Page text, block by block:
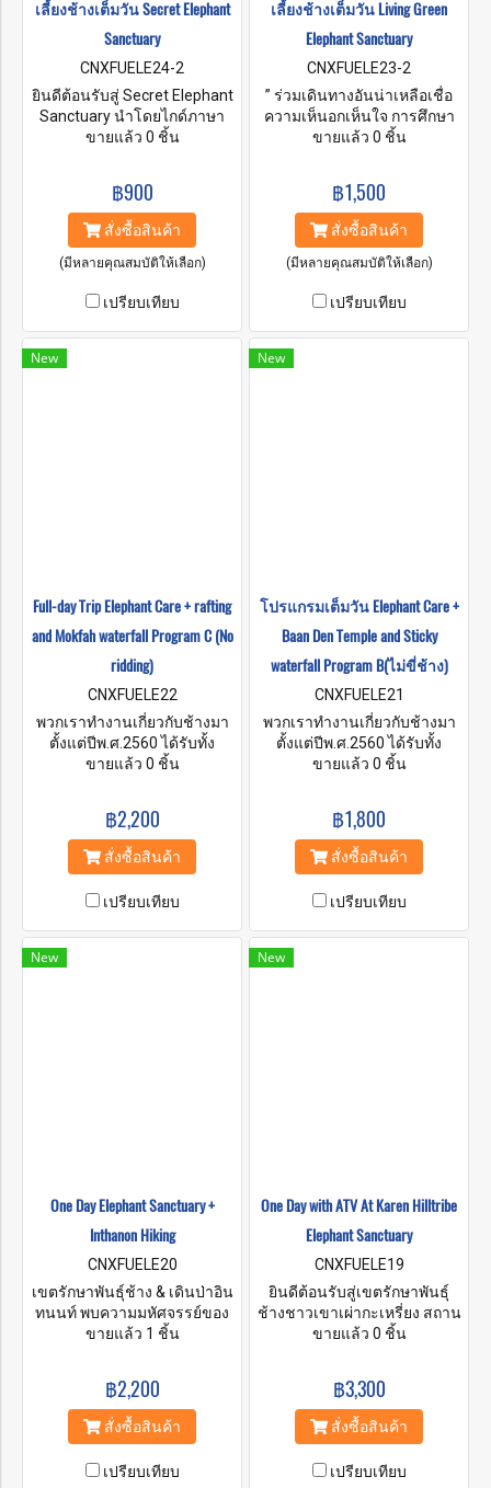
เลี้ยงช้างเต็มวัน Secret Elephant
Sanctuary
CNXFUELE24-2
ยินดีต้อนรับสู่ Secret Elephant
Sanctuary นำโดยไกด์ภาษา
อังกฤษ จากนั้นเตรียมอาหารให้
หลังจากนั้นเดินทางขึ้นเขา
พร้อมช้าง เมื่อมาถึงสปาโคลนก็
สามารถร่วมเล่นโคลนกับช้าง
จากนั้นเดินตามช้างไปยังสระ
จากภูเขา และกิจกรรมสุดท้าย
แวะรับประทานอาหารกลางวัน
ขับรถกลับโรงแรมจะถึงภายใน
ขายแล้ว 0 ชิ้น
฿900
สั่งซื้อสินค้า
(มีหลายคุณสมบัติให้เลือก)
เปรียบเทียบ
เลี้ยงช้างเต็มวัน Living Green
Elephant Sanctuary
CNXFUELE23-2
” ร่วมเดินทางอันน่าเหลือเชื่อ
ความเห็นอกเห็นใจ การศึกษา
และการสนับสนุน เมื่อร่วมมือ
ไปอีกหลายชั่วอายุคน ยินดี
ต้อนรับสู่ Living Green
Elephant Sanctuary “
ขายแล้ว 0 ชิ้น
฿1,500
สั่งซื้อสินค้า
(มีหลายคุณสมบัติให้เลือก)
เปรียบเทียบ
New
Full-day Trip Elephant Care + rafting
and Mokfah waterfall Program C (No
ridding)
CNXFUELE22
พวกเราทำงานเกี่ยวกับช้างมา
ตั้งแต่ปีพ.ศ.2560 ได้รับทั้ง
ประสบการณ์และความรู้ที่แสน
ความสุขให้แก่ช้างของเรา
ขายแล้ว 0 ชิ้น
฿2,200
สั่งซื้อสินค้า
เปรียบเทียบ
New
โปรแกรมเต็มวัน Elephant Care +
Baan Den Temple and Sticky
waterfall Program B(ไม่ขี่ช้าง)
CNXFUELE21
พวกเราทำงานเกี่ยวกับช้างมา
ตั้งแต่ปีพ.ศ.2560 ได้รับทั้ง
ประสบการณ์และความรู้ที่แสน
ความสุขให้แก่ช้างของเรา
ขายแล้ว 0 ชิ้น
฿1,800
สั่งซื้อสินค้า
เปรียบเทียบ
New
One Day Elephant Sanctuary +
Inthanon Hiking
CNXFUELE20
เขตรักษาพันธุ์ช้าง & เดินป่าอิน
ทนนท์ พบความมหัศจรรย์ของ
ช้าง Green Elephant
น่าทึ่งของเราและได้รับความรู้
เกี่ยวกับกิจวัตรประจำวันและ
พฤติกรรมของพวกมัน สัมผัส
ธรรมชาติ สถานที่ที่ปลอดภัย
ขายแล้ว 1 ชิ้น
฿2,200
สั่งซื้อสินค้า
เปรียบเทียบ
New
One Day with ATV At Karen Hilltribe
Elephant Sanctuary
CNXFUELE19
ยินดีต้อนรับสู่เขตรักษาพันธุ์
ช้างชาวเขาเผ่ากะเหรี่ยง สถาน
ปฏิบัติธรรมของเราตั้งอยู่ที่
ร้อยปีที่ชาวกะเหรี่ยงอาศัยและ
ทำงานกับช้างในประเทศไทย
เราต้องการแบ่งปันความรักและ
เหล่านี้กับคุณ และในขณะ
ขายแล้ว 0 ชิ้น
฿3,300
สั่งซื้อสินค้า
เปรียบเทียบ